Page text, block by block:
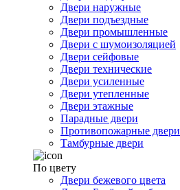
Двери наружные
Двери подъездные
Двери промышленные
Двери с шумоизоляцией
Двери сейфовые
Двери технические
Двери усиленные
Двери утепленные
Двери этажные
Парадные двери
Противопожарные двери
Тамбурные двери
По цвету
Двери бежевого цвета